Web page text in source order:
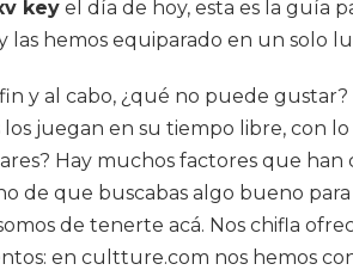
key el día de hoy, esta es la guía
las hemos equiparado en un solo
y al cabo, ¿qué no puede
los juegan en su tiempo libre,
Hay muchos factores que
de que buscabas algo bueno
de tenerte acá. Nos chifla
en cultture.com nos hemos